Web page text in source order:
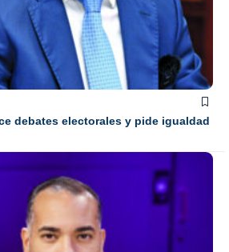
debates electorales y pide igualdad